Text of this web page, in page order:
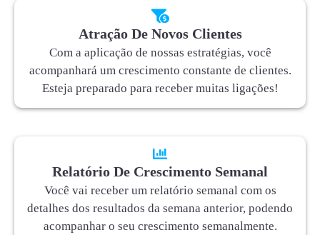
Atração De Novos Clientes
Com a aplicação de nossas estratégias, você
acompanhará um crescimento constante de clientes.
Esteja preparado para receber muitas ligações!
Relatório De Crescimento Semanal
Você vai receber um relatório semanal com os
detalhes dos resultados da semana anterior, podendo
acompanhar o seu crescimento semanalmente.